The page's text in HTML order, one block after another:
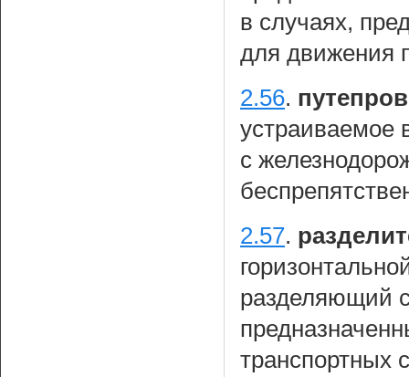
в случаях,
для движения
2.56.
устраиваемое
с
2.57.
разделяющий
транспортных